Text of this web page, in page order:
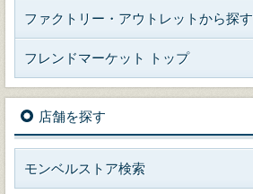
ファクトリー・アウトレットから探す
フレンドマーケット トップ
店舗を探す
モンベルストア検索